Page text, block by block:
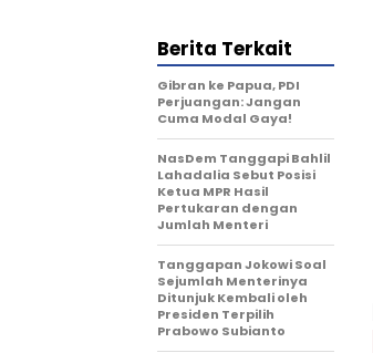
Berita Terkait
Gibran ke Papua, PDI
Perjuangan: Jangan
Cuma Modal Gaya!
NasDem Tanggapi Bahlil
Lahadalia Sebut Posisi
Ketua MPR Hasil
Pertukaran dengan
Jumlah Menteri
Tanggapan Jokowi Soal
Sejumlah Menterinya
Ditunjuk Kembali oleh
Presiden Terpilih
Prabowo Subianto